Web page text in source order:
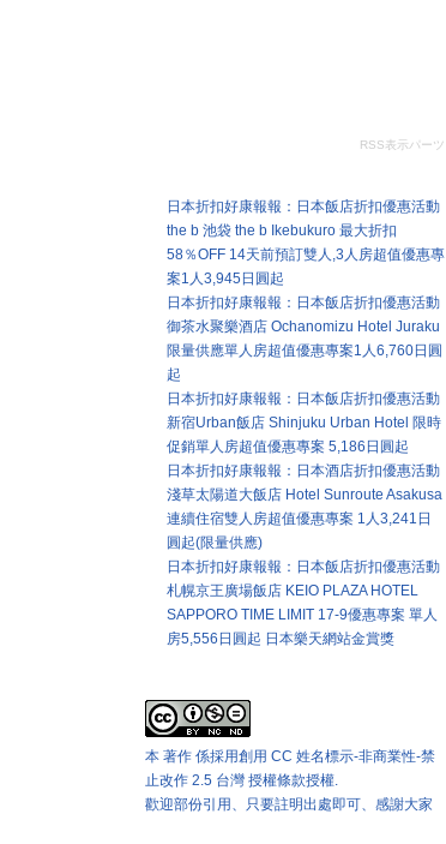
RSS表示パーツ
日本折扣好康報報：日本飯店折扣優惠活動
the b 池袋 the b Ikebukuro 最大折扣
58％OFF 14天前預訂雙人,3人房超值優惠專
案1人3,945日圓起
日本折扣好康報報：日本飯店折扣優惠活動
御茶水聚樂酒店 Ochanomizu Hotel Juraku
限量供應單人房超值優惠專案1人6,760日圓
起
日本折扣好康報報：日本飯店折扣優惠活動
新宿Urban飯店 Shinjuku Urban Hotel 限時
促銷單人房超值優惠專案 5,186日圓起
日本折扣好康報報：日本酒店折扣優惠活動
淺草太陽道大飯店 Hotel Sunroute Asakusa
連續住宿雙人房超值優惠專案 1人3,241日
圓起(限量供應)
日本折扣好康報報：日本飯店折扣優惠活動
札幌京王廣場飯店 KEIO PLAZA HOTEL
SAPPORO TIME LIMIT 17-9優惠專案 單人
房5,556日圓起 日本樂天網站金賞獎
本 著作 係採用創用 CC 姓名標示-非商業性-禁
止改作 2.5 台灣 授權條款授權.
歡迎部份引用、只要註明出處即可、感謝大家